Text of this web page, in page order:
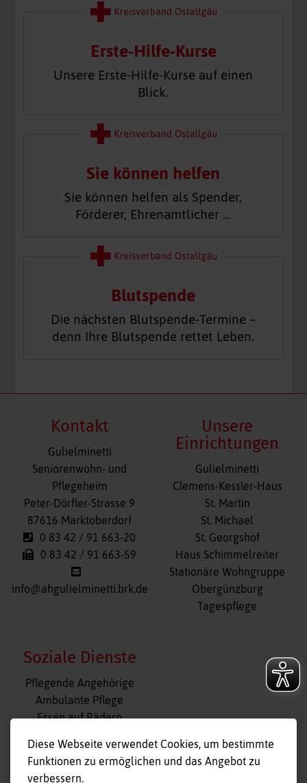
Erste-Hilfe-Kurse
Unsere Erste-Hilfe-Kurse auf einen
Blick.
Sie können helfen
Sie können helfen als Spender,
Förderer, Ehrenamtlicher …
Blutspende
Die nächsten Blutspende-Termine –
denn Ihre Blutspende rettet Leben.
Kontakt
Gulielminetti
Seniorenwohn- und
Pflegeheim
Peter-Dörfler-Strasse 9
87616 Marktoberdorf
0 83 42 / 91 663-20
0 83 42 / 91 663-59
info@ahgulielminetti.brk.de
Unsere
Einrichtungen
Navigation
überspringen
Gulielminetti
Clemens-Kessler-Haus
St. Martin
St. Michael
St. Georgshof
Haus Schimmelreiter
Stationäre Wohngruppe
Obergünzburg
Tagespflege
Soziale Dienste
Navigation
überspringen
Pflegende Angehörige
Ambulante Pflege
Essen auf Rädern
Tagespflege
Hausnotruf
Diese Webseite verwendet Cookies, um bestimmte
Funktionen zu ermöglichen und das Angebot zu
verbessern.